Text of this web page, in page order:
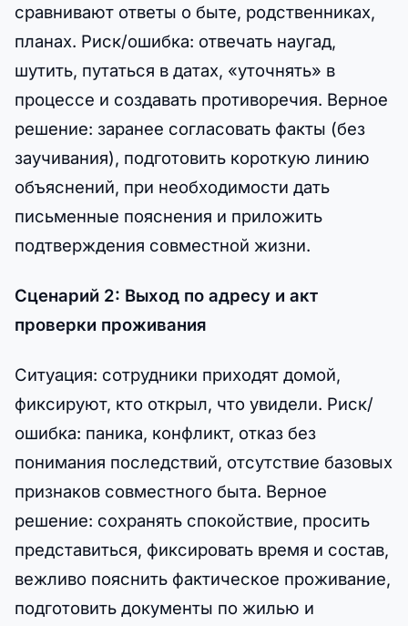
сравнивают ответы о быте, родственниках,
планах. Риск/ошибка: отвечать наугад,
шутить, путаться в датах, «уточнять» в
процессе и создавать противоречия. Верное
решение: заранее согласовать факты (без
заучивания), подготовить короткую линию
объяснений, при необходимости дать
письменные пояснения и приложить
подтверждения совместной жизни.
Сценарий 2: Выход по адресу и акт
проверки проживания
Ситуация: сотрудники приходят домой,
фиксируют, кто открыл, что увидели. Риск/
ошибка: паника, конфликт, отказ без
понимания последствий, отсутствие базовых
признаков совместного быта. Верное
решение: сохранять спокойствие, просить
представиться, фиксировать время и состав,
вежливо пояснить фактическое проживание,
подготовить документы по жилью и